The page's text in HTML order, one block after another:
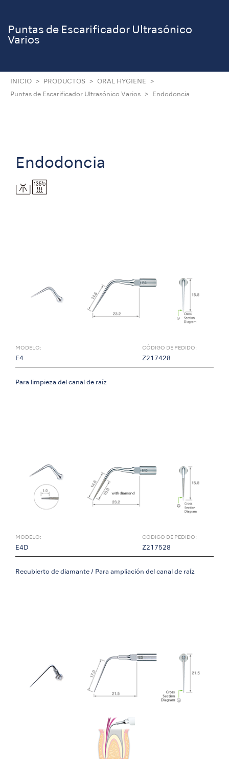
Puntas de Escarificador Ultrasónico
Varios
INICIO PRODUCTOS ORAL HYGIENE
Puntas de Escarificador Ultrasónico Varios Endodoncia
Endodoncia
MODELO:
E4
CÓDIGO DE PEDIDO:
Z217428
Para limpieza del canal de raíz
MODELO:
E4D
CÓDIGO DE PEDIDO:
Z217528
Recubierto de diamante / Para ampliación del canal de raíz